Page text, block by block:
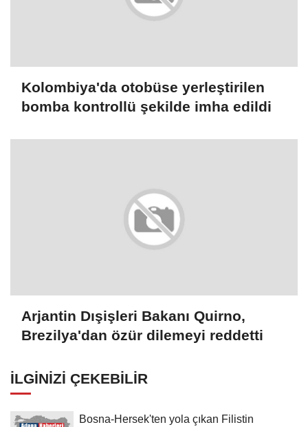
Kolombiya'da otobüse yerleştirilen
bomba kontrollü şekilde imha edildi
Arjantin Dışişleri Bakanı Quirno,
Brezilya'dan özür dilemeyi reddetti
İLGINIZI ÇEKEBILIR
Bosna-Hersek'ten yola çıkan Filistin